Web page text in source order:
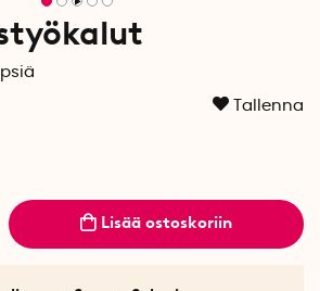
Tallenna
Lisää ostoskoriin